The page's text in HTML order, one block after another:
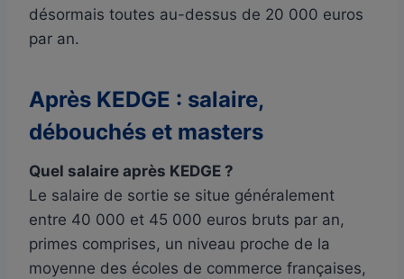
désormais toutes au-dessus de 20 000 euros
par an.
Après KEDGE : salaire,
débouchés et masters
Quel salaire après KEDGE ?
Le salaire de sortie se situe généralement
entre 40 000 et 45 000 euros bruts par an,
primes comprises, un niveau proche de la
moyenne des écoles de commerce françaises,